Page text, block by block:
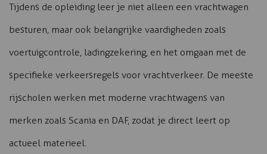
Tijdens de opleiding leer je niet alleen een vrachtwagen
besturen, maar ook belangrijke vaardigheden zoals
voertuigcontrole, ladingzekering, en het omgaan met de
specifieke verkeersregels voor vrachtverkeer. De meeste
rijscholen werken met moderne vrachtwagens van
merken zoals Scania en DAF, zodat je direct leert op
actueel materieel.